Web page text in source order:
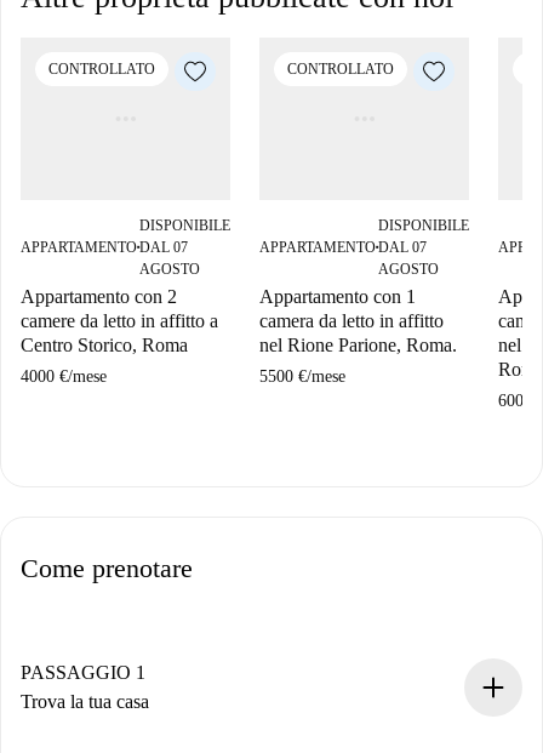
CONTROLLATO
APPARTAMENTO■
DISPONIBILE
DAL 07
AGOSTO
Appartamento con 2
camere da letto in affitto a
Centro Storico, Roma
4000 €/mese
CONTROLLATO
APPARTAMENTO■
DISPONIBILE
DAL 07
AGOSTO
Appartamento con 1
camera da letto in affitto
nel Rione Parione, Roma.
5500 €/mese
nel
6000
Come prenotare
PASSAGGIO 1
Trova la tua casa